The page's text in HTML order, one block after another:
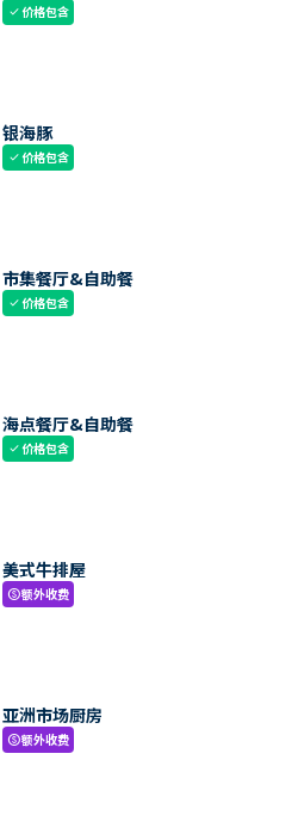
check价格包含
银海豚
check价格包含
市集餐厅&自助餐
check价格包含
海点餐厅&自助餐
check价格包含
美式牛排屋
paid额外收费
亚洲市场厨房
paid额外收费